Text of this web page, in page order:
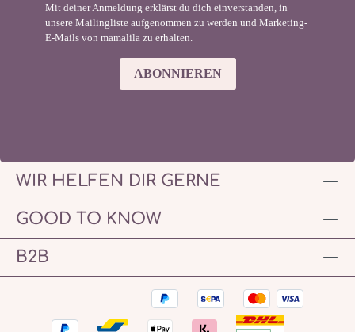
Mit deiner Anmeldung erklärst du dich einverstanden, in
unsere Mailingliste aufgenommen zu werden und Marketing-
E-Mails von mamalila zu erhalten.
ABONNIEREN
WIR HELFEN DIR GERNE
GOOD TO KNOW
B2B